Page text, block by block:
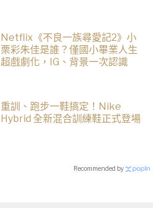
Netflix《不良一族尋愛記2》小
栗彩朱佳是誰？僅國小畢業人生
超戲劇化，IG、背景一次認識
重訓、跑步一鞋搞定！Nike
Hybrid 全新混合訓練鞋正式登場
Recommended by